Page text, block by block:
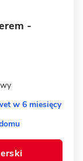
-
w 6 miesięcy